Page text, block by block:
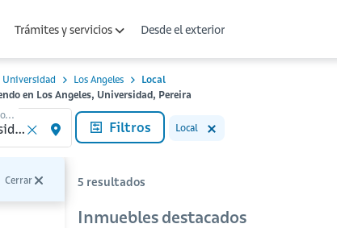
Trámites y servicios Desde el exterior
Universidad Los Angeles
Local
en Los Angeles, Universidad, Pereira
Filtros Local
Cerrar 5 resultados
Inmuebles destacados